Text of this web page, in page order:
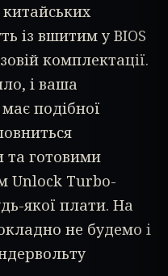
із вшитим у BIOS
комплектації.
і ваша
подібної
та готовими
Unlock Turbo-
якої плати. На
не будемо і